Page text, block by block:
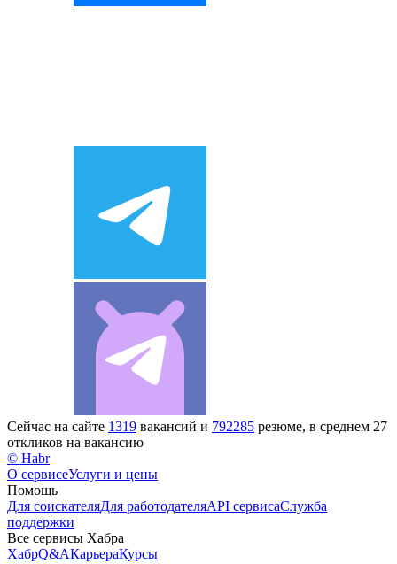
Сейчас на сайте 1319 вакансий и 792285 резюме, в среднем 27
откликов на вакансию
© Habr
О сервисеУслуги и цены
Помощь
Для соискателяДля работодателяAPI сервисаСлужба
поддержки
Все сервисы Хабра
ХабрQ&AКарьераКурсы